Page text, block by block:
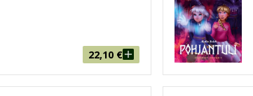
22,10 €